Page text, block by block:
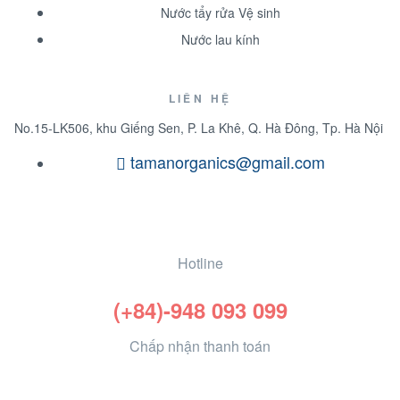
Nước tẩy rửa Vệ sinh
Nước lau kính
LIÊN HỆ
No.15-LK506, khu Giếng Sen, P. La Khê, Q. Hà Đông, Tp. Hà Nội
tamanorganics@gmail.com
Hotline
(+84)-948 093 099
Chấp nhận thanh toán